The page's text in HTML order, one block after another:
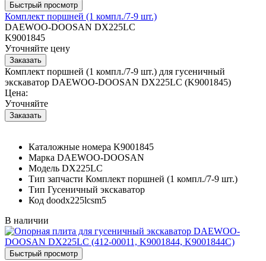
Комплект поршней (1 компл./7-9 шт.)
DAEWOO-DOOSAN DX225LC
K9001845
Уточняйте цену
Комплект поршней (1 компл./7-9 шт.) для гусеничный
экскаватор DAEWOO-DOOSAN DX225LC (K9001845)
Цена:
Уточняйте
Каталожные номера K9001845
Марка DAEWOO-DOOSAN
Модель DX225LC
Тип запчасти Комплект поршней (1 компл./7-9 шт.)
Тип Гусеничный экскаватор
Код doodx225lcsm5
В наличии